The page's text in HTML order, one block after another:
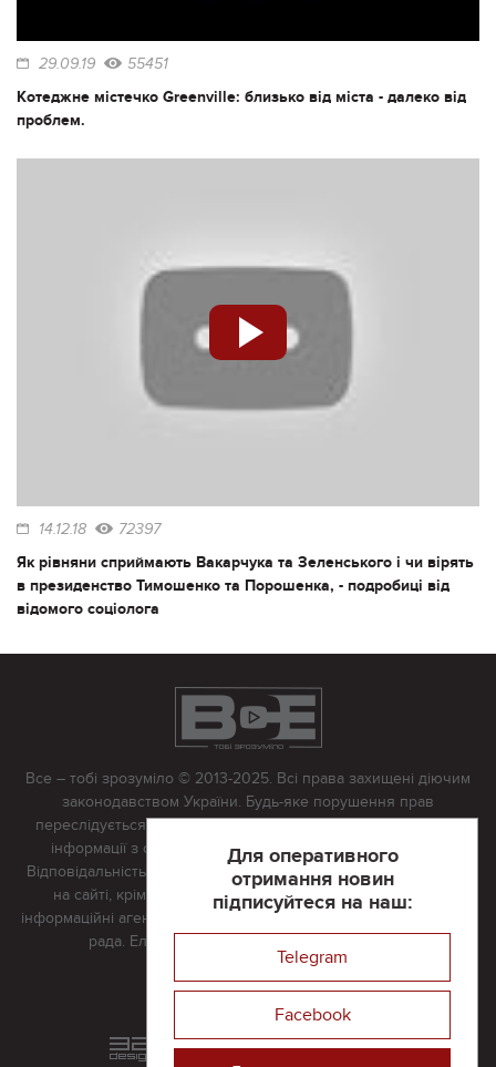
29.09.19 55451
Котеджне містечко Greenville: близько від міста - далеко від
проблем.
14.12.18 72397
Як рівняни сприймають Вакарчука та Зеленського і чи вірять
в президенство Тимошенко та Порошенка, - подробиці від
відомого соціолога
Для оперативного
отримання новин
підписуйтеся на наш:
Telegram
Facebook
Все – тобі зрозуміло © 2013-2025. Всі права захищені діючим
законодавством України. Будь-яке порушення прав
переслідується в судовому порядку. Будь-яке відтворення
інформації з сайту тільки з письмово дозволу редакції.
Відповідальність за достовірність усіх матеріалів, розміщених
на сайті, крім матеріалів, які містять посилання на інші
інформаційні агентства або інтернет-видання, несе редакційна
рада. Електронна пошта:
Реклама на сайті
Розроблений та підтримується